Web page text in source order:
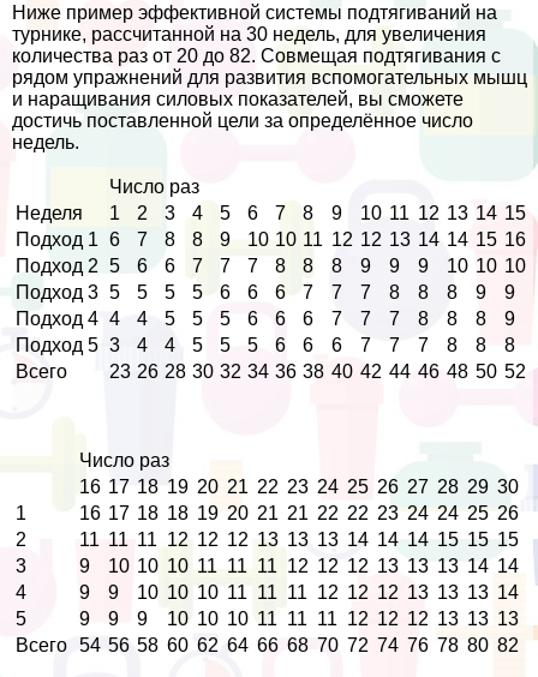
Ниже пример эффективной системы подтягиваний на
турнике, рассчитанной на 30 недель, для увеличения
количества раз от 20 до 82. Совмещая подтягивания с
рядом упражнений для развития вспомогательных мышц
и наращивания силовых показателей, вы сможете
достичь поставленной цели за определённое число
недель.
Число раз
Неделя
1 2 3 4 5 6 7 8 9 10 11 12 13 14 15
Подход 1 6 7 8 8 9 10 10 11 12 12 13 14 14 15 16
Подход 2 5 6 6 7 7 7 8 8 8 9 9 9 10 10 10
Подход 3 5 5 5 5 6 6 6 7 7 7 8 8 8 9
9
Подход 4 4 4 5 5 5 6 6 6 7 7 7 8 8 8
9
Подход 5 3 4 4 5 5 5 6 6 6 7 7 7 8 8
8
Всего
23 26 28 30 32 34 36 38 40 42 44 46 48 50 52
Число раз
16 17 18 19 20 21 22 23 24 25 26 27 28 29 30
1
16 17 18 18 19 20 21 21 22 22 23 24 24 25 26
2
11 11 11 12 12 12 13 13 13 14 14 14 15 15 15
3
9 10 10 10 11 11 11 12 12 12 13 13 13 14 14
4
9 9 10 10 10 11 11 11 12 12 12 13 13 13 14
5
9 9 9 10 10 10 11 11 11 12 12 12 13 13 13
Всего 54 56 58 60 62 64 66 68 70 72 74 76 78 80 82